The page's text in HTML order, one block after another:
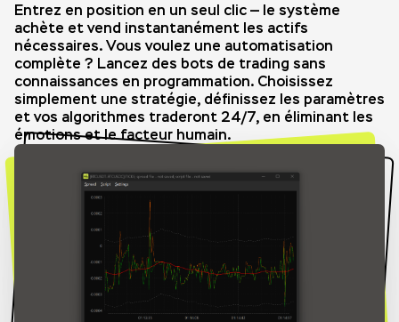
Entrez en position en un seul clic — le système
achète et vend instantanément les actifs
nécessaires. Vous voulez une automatisation
complète ? Lancez des bots de trading sans
connaissances en programmation. Choisissez
simplement une stratégie, définissez les paramètres
et vos algorithmes traderont 24/7, en éliminant les
émotions et le facteur humain.